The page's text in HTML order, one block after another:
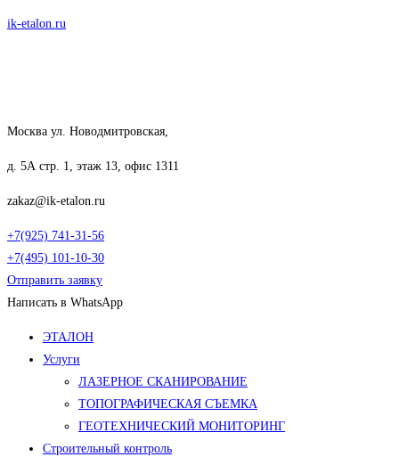
Перейти
ik-etalon.ru
Москва ул. Новодмитровская,
д. 5А стр. 1, этаж 13, офис 1311
zakaz@ik-etalon.ru
+7(925) 741-31-56
+7(495) 101-10-30
Отправить заявку
Написать в WhatsApp
Меню
ЭТАЛОН
Услуги
ЛАЗЕРНОЕ СКАНИРОВАНИЕ
ТОПОГРАФИЧЕСКАЯ СЪЕМКА
ГЕОТЕХНИЧЕСКИЙ МОНИТОРИНГ
Строительный контроль